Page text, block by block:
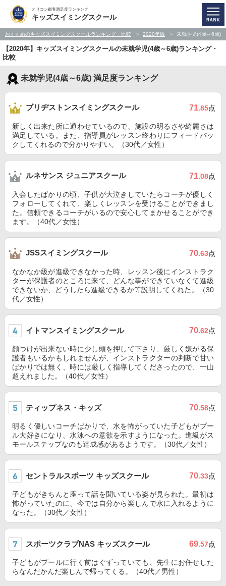
オリコン顧客満足度ランキング
キッズスイミングスクール
おすすめのキッズスイミングスクールランキング・比較 2020年版 未就学児(4歳～6歳)
【2020年】キッズスイミングスクールの未就学児(4歳～6歳)ランキング・
比較
未就学児(4歳～6歳) 満足度ランキング
ブリヂストンスイミングスクール 71.85点
新しく出来た所に通わせているので、施設の明るさや綺麗さは
満足している。また、指導員がレッスン終わりにフィードバッ
クしてくれるので分かりやすい。（30代／女性）
ルネサンス ジュニアスクール 71.08点
入会したばかりの頃、子供が大泣きしていたらコーチが優しく
フォローしてくれて、楽しくレッスンを受けることができまし
た。信頼できるコーチがいるので安心してまかせることができ
ます。（40代／女性）
JSSスイミングスクール 70.63点
なかなか級が進級できなかった時、レッスン後にインストラク
ターが保護者のところに来て、どんな事ができていなくて進級
できないか、どうしたら進級できるか等説明してくれた。（30
代／女性）
イトマンスイミングスクール 70.62点
顔つけが出来ない時に少し頭を押して下さり、厳しく嫌がる保
護者もいるかもしれませんが、インストラクターの判断で甘い
ばかりでは無く、時には厳しく指導してくださったので、一山
超えれました。（40代／女性）
ティップネス・キッズ 70.58点
明るく優しいコーチばかりで、水を怖がっていた子どもがプー
ル大好きになり、水泳への意欲を示すようになった。進級がス
モールステップなのも達成感があるようです。（30代／女性）
セントラルスポーツ キッズスクール 70.33点
子どもがきちんと座って話を聞いている姿が見られた。最初は
怖がっていたのに、今では自分から楽しんで水に入れるように
なった。（30代／女性）
スポーツクラブNAS キッズスクール 69.57点
子どもがプールに行く前はぐずっていても、先生にお任せした
らなんだかんだ楽しんで帰ってくる。（40代／男性）